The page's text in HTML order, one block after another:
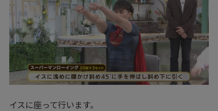
イスに座って行います。